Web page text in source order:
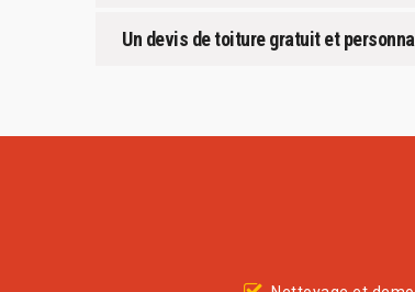
Un devis de toiture gratuit et